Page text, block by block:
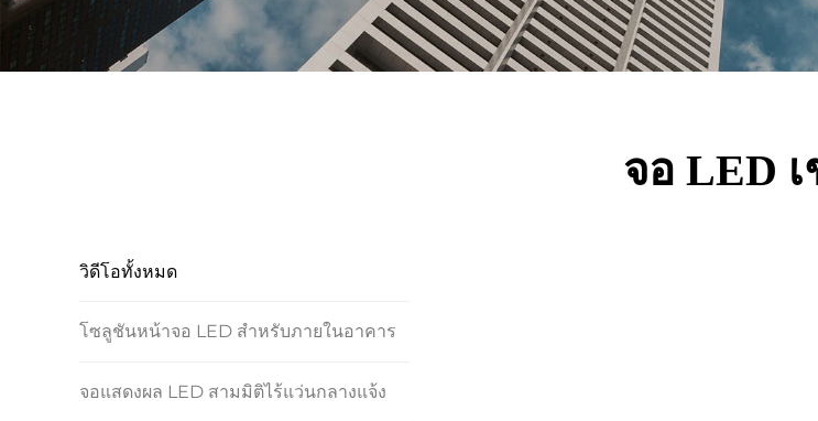
จอ LED เ
วิดีโอทั้งหมด
โซลูชันหน้าจอ LED สำหรับภายในอาคาร
จอแสดงผล LED สามมิติไร้แว่นกลางแจ้ง